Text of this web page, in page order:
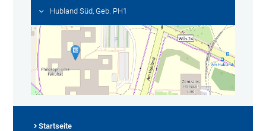
Hubland Süd, Geb. PH1
Startseite